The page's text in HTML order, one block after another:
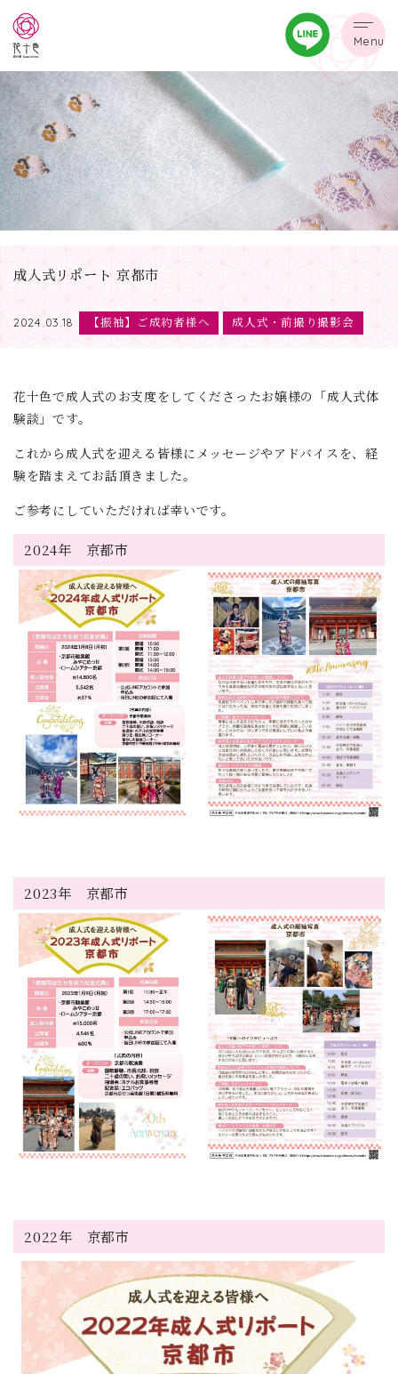
Menu
成人式リポート 京都市
2024.03.18 【振袖】ご成約者様へ 成人式・前撮り撮影会
花十色で成人式のお支度をしてくださったお嬢様の「成人式体
験談」です。
これから成人式を迎える皆様にメッセージやアドバイスを、経
験を踏まえてお話頂きました。
ご参考にしていただければ幸いです。
2024年 京都市
2023年 京都市
2022年 京都市